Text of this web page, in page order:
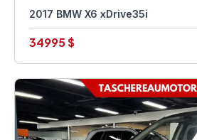
2017 BMW X6 xDrive35i
34995 $